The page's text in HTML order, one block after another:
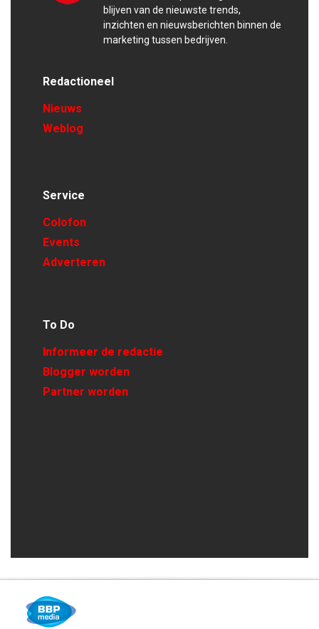
blijven van de nieuwste trends,
inzichten en nieuwsberichten binnen de
marketing tussen bedrijven.
Redactioneel
Nieuws
Weblog
Service
Colofon
Events
Adverteren
To Do
Informeer de redactie
Blogger worden
Partner worden